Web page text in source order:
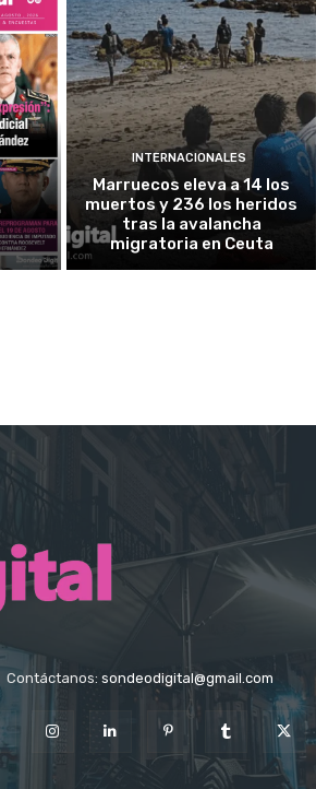
INTERNACIONALES
Marruecos eleva a 14 los
muertos y 236 los heridos
tras la avalancha
migratoria en Ceuta
Contáctanos: sondeodigital@gmail.com